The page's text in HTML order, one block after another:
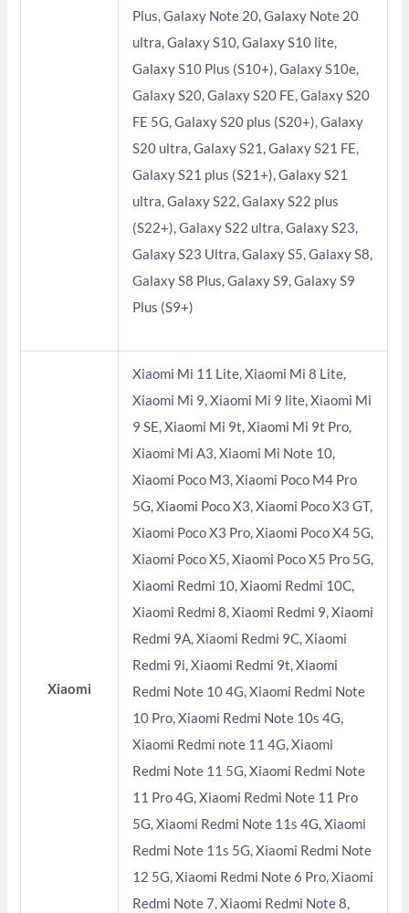
Plus, Galaxy Note 20, Galaxy Note 20
ultra, Galaxy S10, Galaxy S10 lite,
Galaxy S10 Plus (S10+), Galaxy S10e,
Galaxy S20, Galaxy S20 FE, Galaxy S20
FE 5G, Galaxy S20 plus (S20+), Galaxy
S20 ultra, Galaxy S21, Galaxy S21 FE,
Galaxy S21 plus (S21+), Galaxy S21
ultra, Galaxy S22, Galaxy S22 plus
(S22+), Galaxy S22 ultra, Galaxy S23,
Galaxy S23 Ultra, Galaxy S5, Galaxy S8,
Galaxy S8 Plus, Galaxy S9, Galaxy S9
Plus (S9+)
Xiaomi
Xiaomi Mi 11 Lite, Xiaomi Mi 8 Lite,
Xiaomi Mi 9, Xiaomi Mi 9 lite, Xiaomi Mi
9 SE, Xiaomi Mi 9t, Xiaomi Mi 9t Pro,
Xiaomi Mi A3, Xiaomi Mi Note 10,
Xiaomi Poco M3, Xiaomi Poco M4 Pro
5G, Xiaomi Poco X3, Xiaomi Poco X3 GT,
Xiaomi Poco X3 Pro, Xiaomi Poco X4 5G,
Xiaomi Poco X5, Xiaomi Poco X5 Pro 5G,
Xiaomi Redmi 10, Xiaomi Redmi 10C,
Xiaomi Redmi 8, Xiaomi Redmi 9, Xiaomi
Redmi 9A, Xiaomi Redmi 9C, Xiaomi
Redmi 9i, Xiaomi Redmi 9t, Xiaomi
Redmi Note 10 4G, Xiaomi Redmi Note
10 Pro, Xiaomi Redmi Note 10s 4G,
Xiaomi Redmi note 11 4G, Xiaomi
Redmi Note 11 5G, Xiaomi Redmi Note
11 Pro 4G, Xiaomi Redmi Note 11 Pro
5G, Xiaomi Redmi Note 11s 4G, Xiaomi
Redmi Note 11s 5G, Xiaomi Redmi Note
12 5G, Xiaomi Redmi Note 6 Pro, Xiaomi
Redmi Note 7, Xiaomi Redmi Note 8,